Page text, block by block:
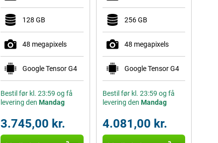
128 GB
48 megapixels
Google Tensor G4
Bestil før kl. 23:59 og få
levering den Mandag
3.745,00 kr.
256 GB
48 megapixels
Google Tensor G4
Bestil før kl. 23:59 og få
levering den Mandag
4.081,00 kr.